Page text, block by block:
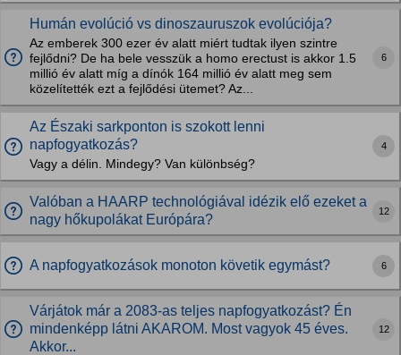
Humán evolúció vs dinoszauruszok evolúciója?
Az emberek 300 ezer év alatt miért tudtak ilyen szintre
fejlődni? De ha bele vesszük a homo erectust is akkor 1.5
millió év alatt míg a dínók 164 millió év alatt meg sem
közelítették ezt a fejlődési ütemet? Az...
6
Az Északi sarkponton is szokott lenni
napfogyatkozás?
Vagy a délin. Mindegy? Van különbség?
4
Valóban a HAARP technológiával idézik elő ezeket a
nagy hőkupolákat Európára?
12
A napfogyatkozások monoton követik egymást? 6
Várjátok már a 2083-as teljes napfogyatkozást? Én
mindenképp látni AKAROM. Most vagyok 45 éves.
Akkor...
12